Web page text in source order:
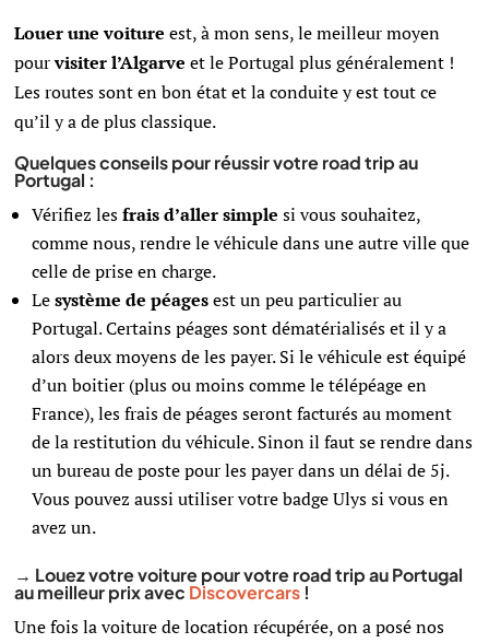
Louer une voiture est, à mon sens, le meilleur moyen
pourvisiter l’Algarve et le Portugal plus généralement !
Les routes sont en bon état et la conduite y est tout ce
qu’il y a de plus classique.
Quelques conseils pour réussir votre road trip au
Portugal :
Vérifiez lesfrais d’aller simple si vous souhaitez,
comme nous, rendre le véhicule dans une autre ville que
celle de prise en charge.
Lesystème de péagesest un peu particulier au
Portugal. Certains péages sont dématérialisés et il y a
alors deux moyens de les payer. Si le véhicule est équipé
d’un boitier (plus ou moins comme le télépéage en
France), les frais de péages seront facturés au moment
de la restitution du véhicule. Sinon il faut se rendre dans
un bureau de poste pour les payer dans un délai de 5j.
Vous pouvez aussi utiliser votre badge Ulys si vous en
avez un.
→ Louez votre voiture pour votre road trip au Portugal
au meilleur prix avec Discovercars !
Une fois la voiture de location récupérée, on a posé nos